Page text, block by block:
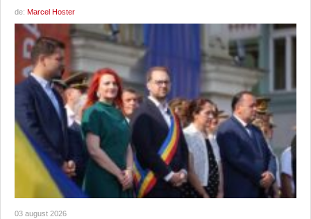
de: Marcel Hoster
03 august 2026